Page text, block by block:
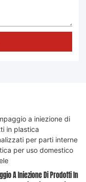
A Iniezione Di Prodotti In